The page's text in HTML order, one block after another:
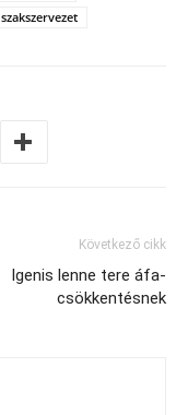
szakszervezet
Következő cikk
Igenis lenne tere áfa-
csökkentésnek